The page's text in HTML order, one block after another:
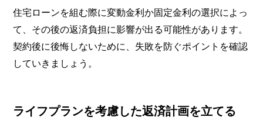
住宅ローンを組む際に変動金利か固定金利の選択によっ
て、その後の返済負担に影響が出る可能性があります。
契約後に後悔しないために、失敗を防ぐポイントを確認
していきましょう。
ライフプランを考慮した返済計画を立てる